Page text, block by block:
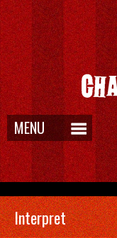
MENU
Interpret